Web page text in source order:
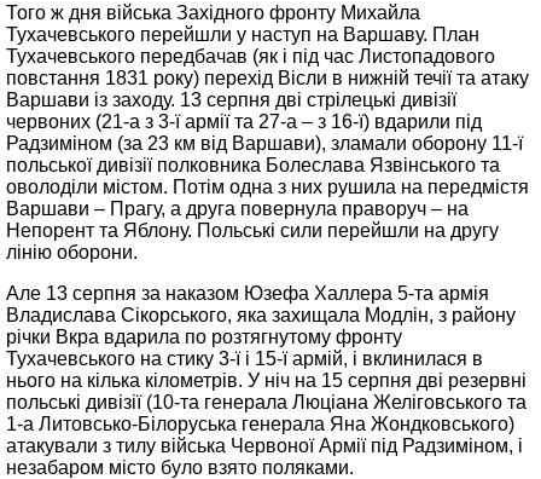
Того ж дня війська Західного фронту Михайла
Тухачевського перейшли у наступ на Варшаву. План
Тухачевського передбачав (як і під час Листопадового
повстання 1831 року) перехід Вісли в нижній течії та атаку
Варшави із заходу. 13 серпня дві стрілецькі дивізії
червоних (21-а з 3-ї армії та 27-а – з 16-ї) вдарили під
Радзиміном (за 23 км від Варшави), зламали оборону 11-ї
польської дивізії полковника Болеслава Язвінського та
оволоділи містом. Потім одна з них рушила на передмістя
Варшави – Прагу, а друга повернула праворуч – на
Непорент та Яблону. Польські сили перейшли на другу
лінію оборони.
Але 13 серпня за наказом Юзефа Халлера 5-та армія
Владислава Сікорського, яка захищала Модлін, з району
річки Вкра вдарила по розтягнутому фронту
Тухачевського на стику 3-ї і 15-ї армій, і вклинилася в
нього на кілька кілометрів. У ніч на 15 серпня дві резервні
польські дивізії (10-та генерала Люціана Желіговського та
1-а Литовсько-Білоруська генерала Яна Жондковського)
атакували з тилу війська Червоної Армії під Радзиміном, і
незабаром місто було взято поляками.